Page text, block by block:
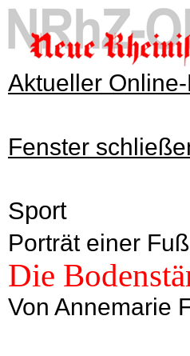
Aktueller
Fenster
Sport
Porträt einer
Die
Von Annemarie